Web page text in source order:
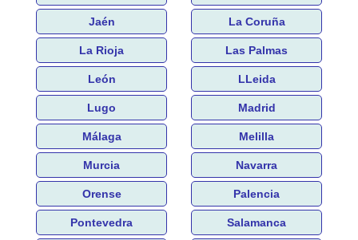
Jaén La Coruña
La Rioja Las Palmas
León LLeida
Lugo Madrid
Málaga Melilla
Murcia Navarra
Orense Palencia
Pontevedra Salamanca